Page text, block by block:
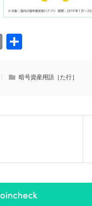
Email
暗号資産用語［た行］